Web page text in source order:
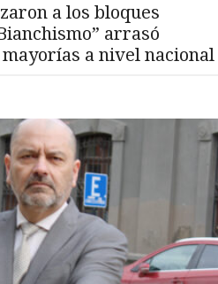
a los bloques
arrasó
a nivel nacional